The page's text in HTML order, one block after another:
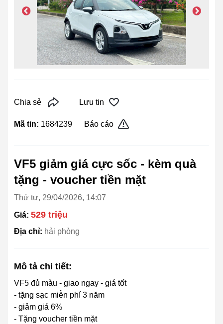
Chia sẻ Lưu tin
Mã tin: 1684239 Báo cáo
VF5 giảm giá cực sốc - kèm quà
tặng - voucher tiền mặt
Thứ tư, 29/04/2026, 14:07
Giá: 529 triệu
Địa chỉ: hải phòng
Mô tả chi tiết:
VF5 đủ màu - giao ngay - giá tốt
- tặng sạc miễn phí 3 năm
- giảm giá 6%
- Tặng voucher tiền mặt